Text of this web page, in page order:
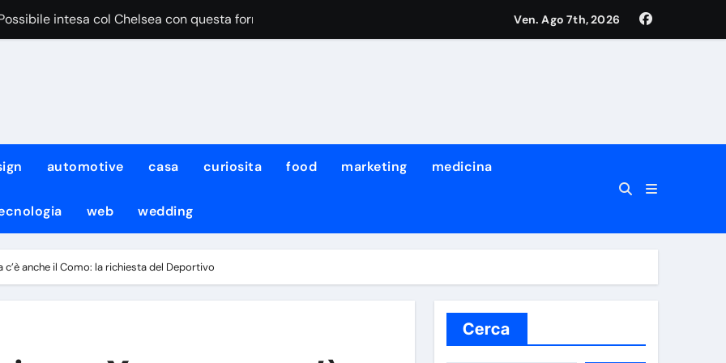
intesa col Chelsea con questa formula”
pensa al cambio modulo per lui
di Meta ha attaccato i sistemi di un’altra azienda: non è la prima volta che succede
non sarà solo team manager, i dettagli
fermato dal diluvio, lavoro atletico con KDB e Neres!
il Napoli non ci sarà il neo-acquisto Meichtry
Ven. Ago 7th, 2026
automotive casa curiosita food marketing medicina
web wedding
anche il Como: la richiesta del Deportivo
Cerca